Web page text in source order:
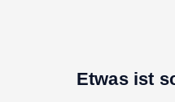
Etwas ist